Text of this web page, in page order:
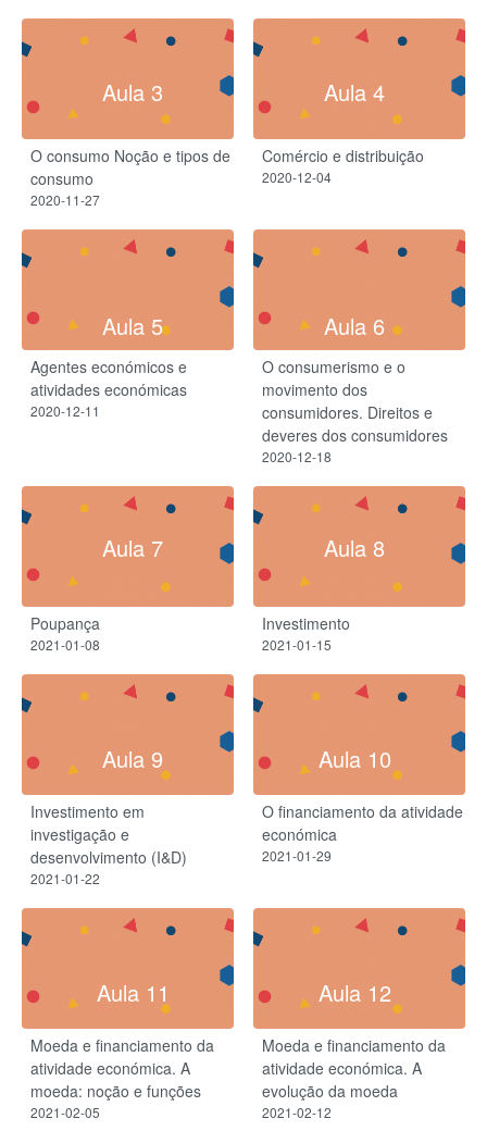
Aula 3
O consumo​ Noção e tipos de
consumo
2020-11-27
Aula 4
Comércio e distribuição
2020-12-04
Aula 5
Agentes económicos e
atividades económicas
2020-12-11
Aula 6
O consumerismo e o
movimento dos
consumidores. Direitos e
deveres dos consumidores
2020-12-18
Aula 7
Poupança
2021-01-08
Aula 8
Investimento
2021-01-15
Aula 9
Investimento em
investigação e
desenvolvimento (I&D)
2021-01-22
Aula 10
O financiamento da atividade
económica
2021-01-29
Aula 11
Moeda e financiamento da
atividade económica. A
moeda: noção e funções
2021-02-05
Aula 12
Moeda e financiamento da
atividade económica. A
evolução da moeda
2021-02-12